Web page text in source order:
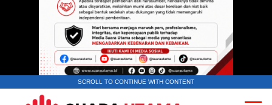
SCROLL TO CONTINUE WITH CONTENT